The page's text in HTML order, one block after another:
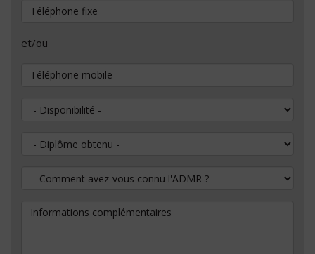
Téléphone fixe
et/ou
Téléphone mobile
Disponibilité
Diplôme obtenu
Comment avez-vous connu l'ADMR ?
Informations complémentaires